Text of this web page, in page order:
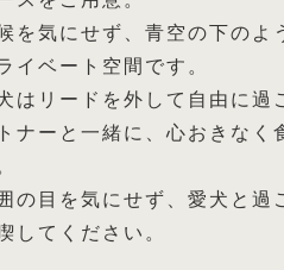
を気にせず、青空の下のよ
イベート空間です。
はリードを外して自由に過
ナーと一緒に、心おきなく
の目を気にせず、愛犬と過
してください。